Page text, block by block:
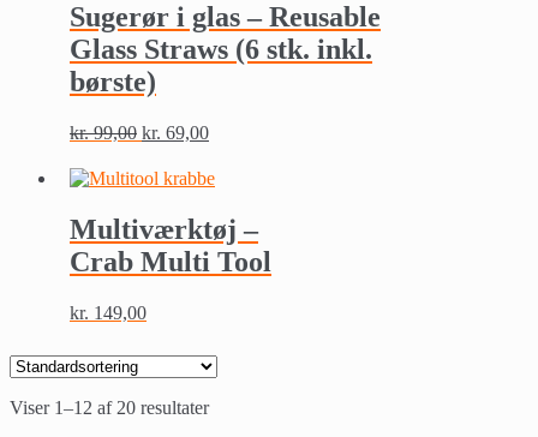
Sugerør i glas – Reusable
Glass Straws (6 stk. inkl.
børste)
kr.99,00 kr. 69,00
Multiværktøj –
Crab Multi Tool
kr. 149,00
Viser 1–12 af 20 resultater